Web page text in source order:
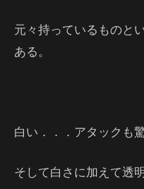
元々持っているものと
ある。
白い．．．アタックも
そして白さに加えて透